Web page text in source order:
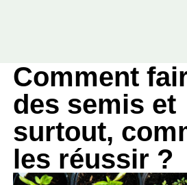
Comment
des semis et
surtout,
les réussir ?